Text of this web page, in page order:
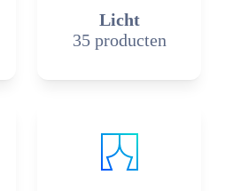
Licht
35 producten